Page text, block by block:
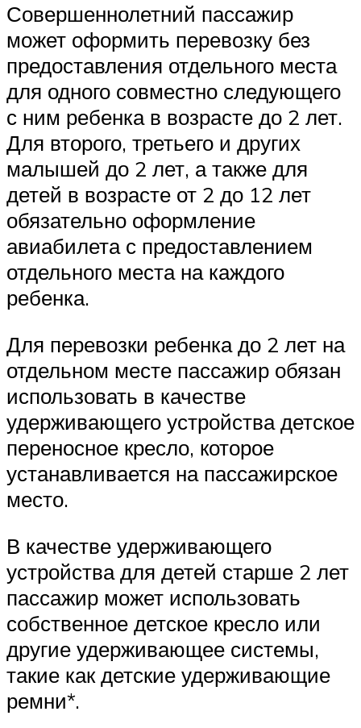
Совершеннолетний пассажир
может оформить перевозку без
предоставления отдельного места
для одного совместно следующего
с ним ребенка в возрасте до 2 лет.
Для второго, третьего и других
малышей до 2 лет, а также для
детей в возрасте от 2 до 12 лет
обязательно оформление
авиабилета с предоставлением
отдельного места на каждого
ребенка.
Для перевозки ребенка до 2 лет на
отдельном месте пассажир обязан
использовать в качестве
удерживающего устройства детское
переносное кресло, которое
устанавливается на пассажирское
место.
В качестве удерживающего
устройства для детей старше 2 лет
пассажир может использовать
собственное детское кресло или
другие удерживающее системы,
такие как детские удерживающие
ремни*.